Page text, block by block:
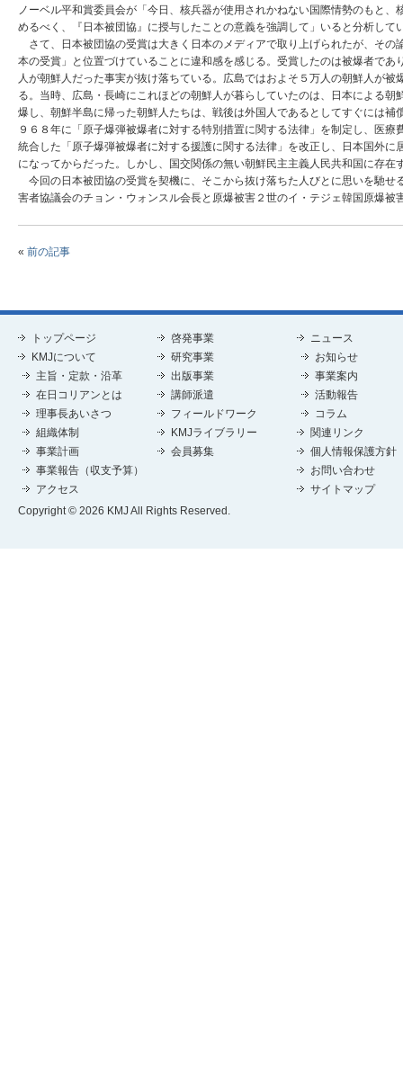
ノーベル平和賞委員会が「今日、核兵器が使用されかねない国際情勢のもと
めるべく、『日本被団協』に授与したことの意義を強調して」いると分析して
さて、日本被団協の受賞は大きく日本のメディアで取り上げられたが、そ
本の受賞」と位置づけていることに違和感を感じる。受賞したのは被爆者で
人が朝鮮人だった事実が抜け落ちている。広島ではおよそ５万人の朝鮮人が
る。当時、広島・長崎にこれほどの朝鮮人が暮らしていたのは、日本による
爆し、朝鮮半島に帰った朝鮮人たちは、戦後は外国人であるとしてすぐには
９６８年に「原子爆弾被爆者に対する特別措置に関する法律」を制定し、医
統合した「原子爆弾被爆者に対する援護に関する法律」を改正し、日本国外
になってからだった。しかし、国交関係の無い朝鮮民主主義人民共和国に存
今回の日本被団協の受賞を契機に、そこから抜け落ちた人びとに思いを馳
害者協議会のチョン・ウォンスル会長と原爆被害２世のイ・テジェ韓国原爆
« 前の記事
トップページ
KMJについて
主旨・定款・沿革
在日コリアンとは
理事長あいさつ
組織体制
事業計画
事業報告（収支予算）
アクセス
啓発事業
研究事業
出版事業
講師派遣
フィールドワーク
KMJライブラリー
会員募集
ニュース
お知らせ
事業案内
活動報告
コラム
関連リンク
個人情報保護方針
お問い合わせ
サイトマップ
Copyright © 2026 KMJ All Rights Reserved.